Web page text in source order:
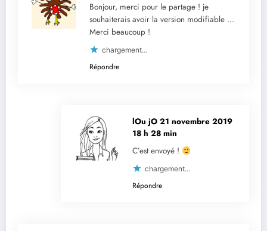
Bonjour, merci pour le partage ! je
souhaiterais avoir la version modifiable …
Merci beaucoup !
chargement…
Répondre
lOu jO 21 novembre 2019
18 h 28 min
C’est envoyé !
chargement…
Répondre